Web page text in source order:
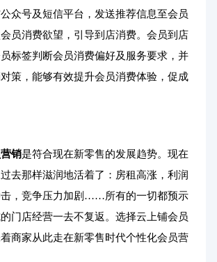
众号及短信平台，发送推荐信息至会员
员消费欲望，引导到店消费。会员到店
标签判断会员消费偏好及服务要求，并
策，能够有效提升会员消费体验，促成
销是符合现在新零售的发展趋势。现在
去那样滋润地活着了：房租高涨，利润
，竞争压力加剧……所有的一切都预示
门店经营一去不复返。选择云上铺会员
商家从此走在新零售时代个性化会员营